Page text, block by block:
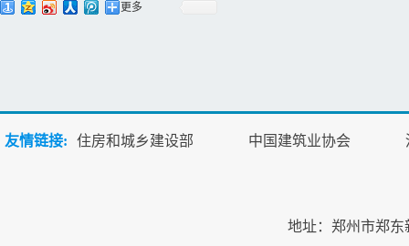
更多
友情链接: 住房和城乡建设部 中国建筑业协会
地址：郑州市郑